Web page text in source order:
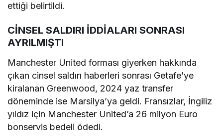
ettiği belirtildi.
CİNSEL SALDIRI İDDİALARI SONRASI
AYRILMIŞTI
Manchester United forması giyerken hakkında
çıkan cinsel saldırı haberleri sonrası Getafe’ye
kiralanan Greenwood, 2024 yaz transfer
döneminde ise Marsilya’ya geldi. Fransızlar, İngiliz
yıldız için Manchester United’a 26 milyon Euro
bonservis bedeli ödedi.